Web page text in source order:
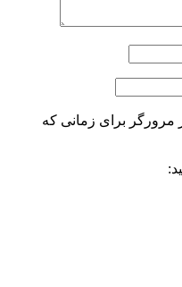
مرورگر برای زمانی که